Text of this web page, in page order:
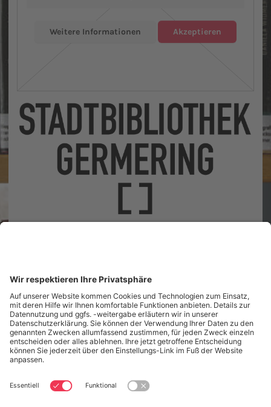
Weitere Informationen Akzeptieren
Tel.: (089) 89 419 800
Nachricht senden
Startseite Aktuelles Infos & Service
Veranstaltungen
Die Bibliothek